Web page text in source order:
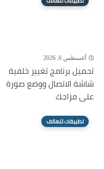
أغسطس 6, 2026
تحميل برنامج تغيير خلفية
شاشة الاتصال ووضع صورة
على مزاجك
تطبيقات للهاتف